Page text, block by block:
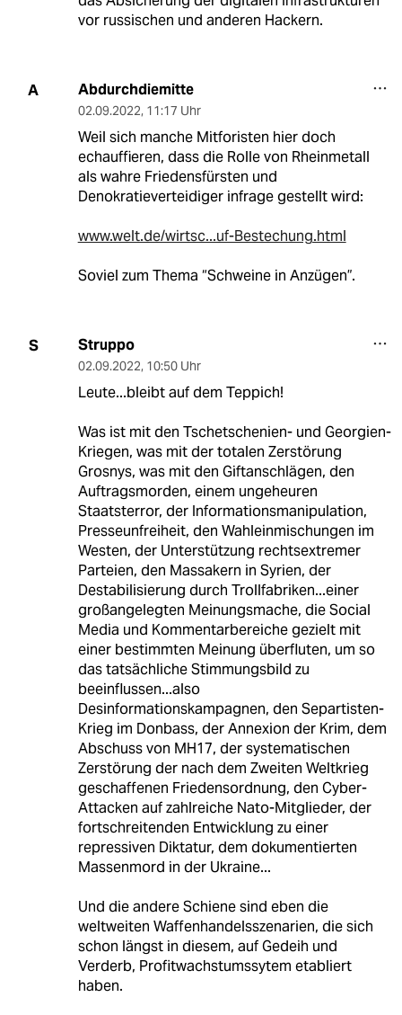
vor russischen und anderen Hackern.
A Abdurchdiemitte
02.09.2022, 11:17 Uhr
Weil sich manche Mitforisten hier doch
echauffieren, dass die Rolle von Rheinmetall
als wahre Friedensfürsten und
Denokratieverteidiger infrage gestellt wird:
www.welt.de/wirtsc...uf-Bestechung.html
Soviel zum Thema “Schweine in Anzügen”.
S Struppo
02.09.2022, 10:50 Uhr
Leute...bleibt auf dem Teppich!
Was ist mit den Tschetschenien- und Georgien-
Kriegen, was mit der totalen Zerstörung
Grosnys, was mit den Giftanschlägen, den
Auftragsmorden, einem ungeheuren
Staatsterror, der Informationsmanipulation,
Presseunfreiheit, den Wahleinmischungen im
Westen, der Unterstützung rechtsextremer
Parteien, den Massakern in Syrien, der
Destabilisierung durch Trollfabriken...einer
großangelegten Meinungsmache, die Social
Media und Kommentarbereiche gezielt mit
einer bestimmten Meinung überfluten, um so
das tatsächliche Stimmungsbild zu
beeinflussen...also
Desinformationskampagnen, den Separtisten-
Krieg im Donbass, der Annexion der Krim, dem
Abschuss von MH17, der systematischen
Zerstörung der nach dem Zweiten Weltkrieg
geschaffenen Friedensordnung, den Cyber-
Attacken auf zahlreiche Nato-Mitglieder, der
fortschreitenden Entwicklung zu einer
repressiven Diktatur, dem dokumentierten
Massenmord in der Ukraine...
Und die andere Schiene sind eben die
weltweiten Waffenhandelsszenarien, die sich
schon längst in diesem, auf Gedeih und
Verderb, Profitwachstumssytem etabliert
haben.